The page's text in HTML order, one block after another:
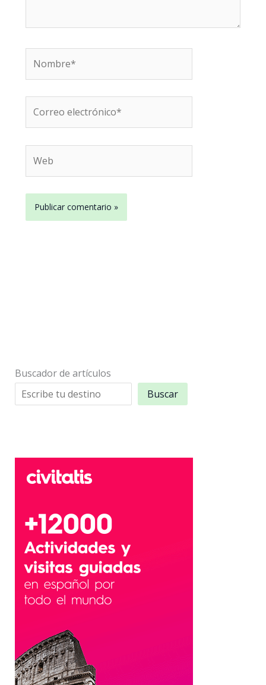
electrónico*
Buscador de artículos
Buscar